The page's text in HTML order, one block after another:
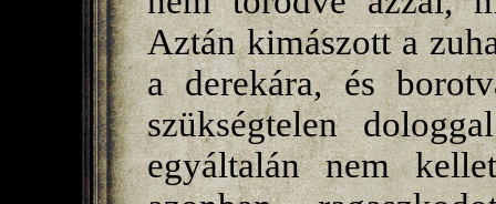
Aztán kimászott a
a derekára, és
szükségtelen
egyáltalán nem